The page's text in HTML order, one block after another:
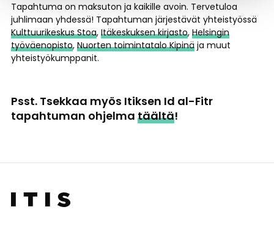
Tapahtuma on maksuton ja kaikille avoin. Tervetuloa
juhlimaan yhdessä! Tapahtuman järjestävät yhteistyössä
Kulttuurikeskus Stoa, Itäkeskuksen kirjasto, Helsingin
työväenopisto, Nuorten toimintatalo Kipinä ja muut
yhteistyökumppanit.
Psst. Tsekkaa myös Itiksen Id al-Fitr
tapahtuman ohjelma täältä!